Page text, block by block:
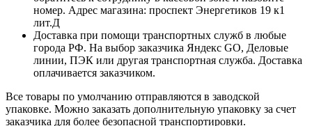
номер. Адрес магазина: проспект Энергетиков 19 к1
лит.Д
Доставка при помощи транспортных служб в любые
города РФ. На выбор заказчика Яндекс GO, Деловые
линии, ПЭК или другая транспортная служба. Доставка
оплачивается заказчиком.
Все товары по умолчанию отправляются в заводской
упаковке. Можно заказать дополнительную упаковку за счет
заказчика для более безопасной транспортировки.